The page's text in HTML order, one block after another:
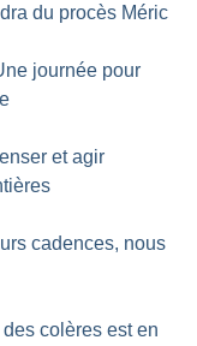
du procès Méric
journée pour
et agir
cadences, nous
colères est en